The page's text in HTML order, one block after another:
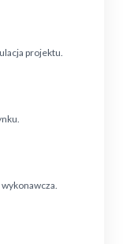
projektu.